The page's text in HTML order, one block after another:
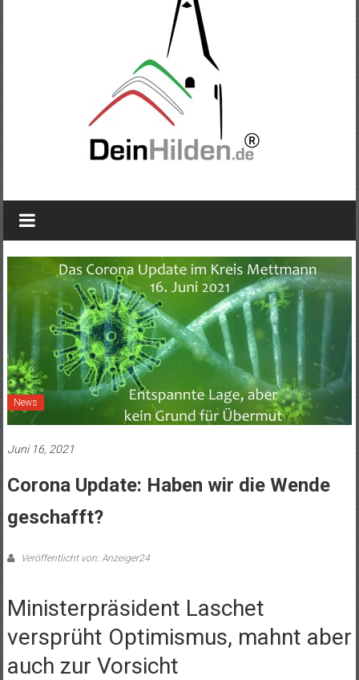
News
Juni 16, 2021
Corona Update: Haben wir die Wende
geschafft?
Veröffentlicht von: Anzeiger24
Ministerpräsident Laschet
versprüht Optimismus, mahnt aber
auch zur Vorsicht